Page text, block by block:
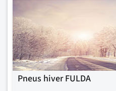
Pneus hiver FULDA